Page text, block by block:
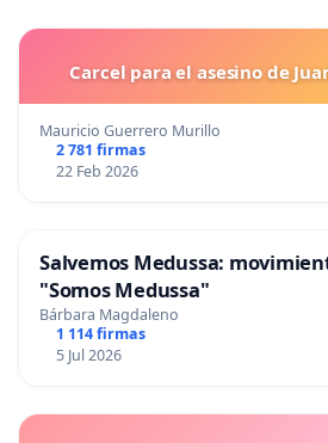
Carcel para el asesino de
Mauricio Guerrero Murillo
2 781 firmas
22 Feb 2026
Salvemos Medussa:
"Somos Medussa"
Bárbara Magdaleno
1 114 firmas
5 Jul 2026